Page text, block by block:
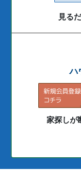
見る
ハ
家探しが